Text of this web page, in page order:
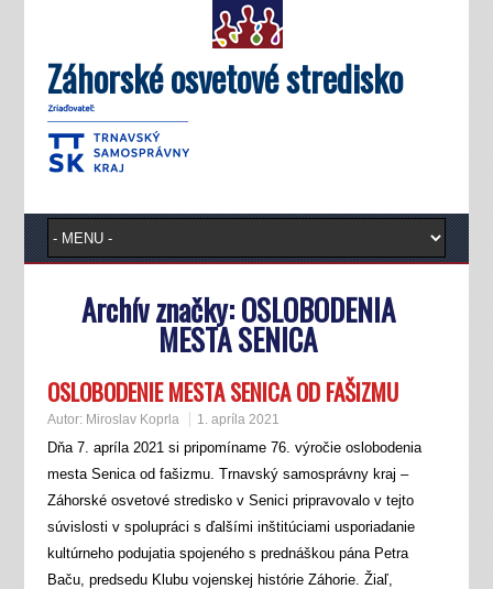
Záhorské osvetové stredisko
Archív značky:OSLOBODENIA
MESTA SENICA
OSLOBODENIE MESTA SENICA OD FAŠIZMU
Autor: Miroslav Koprla 1. apríla 2021
Dňa 7. apríla 2021 si pripomíname 76. výročie oslobodenia
mesta Senica od fašizmu. Trnavský samosprávny kraj –
Záhorské osvetové stredisko v Senici pripravovalo v tejto
súvislosti v spolupráci s ďalšími inštitúciami usporiadanie
kultúrneho podujatia spojeného s prednáškou pána Petra
Baču, predsedu Klubu vojenskej histórie Záhorie. Žiaľ,